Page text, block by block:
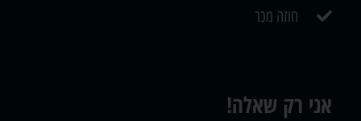
חוזה מכר
אני רק שאלה!